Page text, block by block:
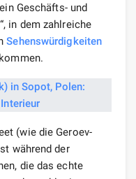
Geschäfts- und
in dem zahlreiche
Sehenswürdigkeiten
(wie die Geroev-
während der
die das echte